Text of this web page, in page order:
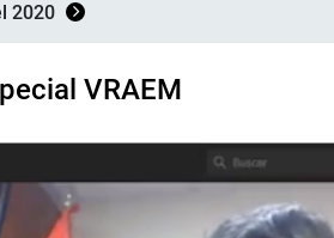
2020
VRAEM